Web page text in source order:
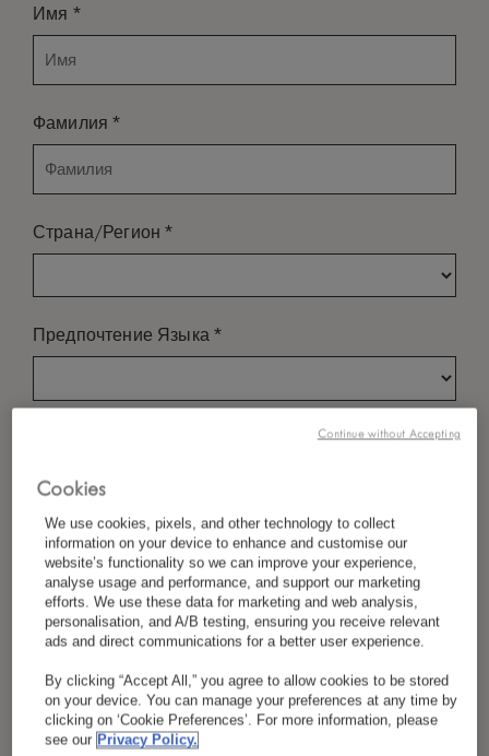
Имя *
Фамилия*
Страна/Регион*
Предпочтение Языка*
Я ознакомился(лась) и согласен(на) с
политикой конфиденциальности *
Cookies
We use cookies, pixels, and other technology to collect
information on your device to enhance and customise our
website’s functionality so we can improve your experience,
analyse usage and performance, and support our marketing
efforts. We use these data for marketing and web analysis,
personalisation, and A/B testing, ensuring you receive relevant
ads and direct communications for a better user experience.
By clicking “Accept All,” you agree to allow cookies to be stored
on your device. You can manage your preferences at any time by
clicking on ‘Cookie Preferences’. For more information, please
see our Privacy Policy.
Continue without Accepting